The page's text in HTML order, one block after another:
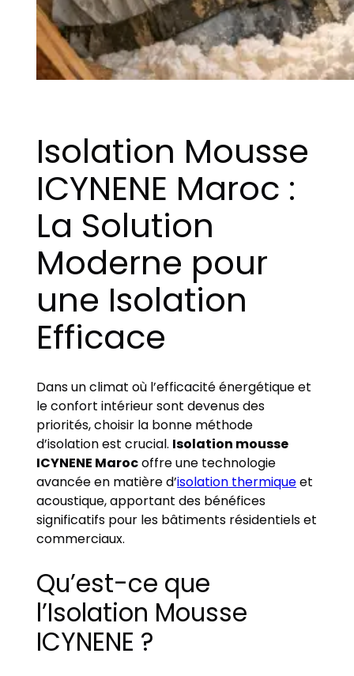
Isolation Mousse
ICYNENE Maroc :
La Solution
Moderne pour
une Isolation
Efficace
Dans un climat où l’efficacité énergétique et
le confort intérieur sont devenus des
priorités, choisir la bonne méthode
d’isolation est crucial. Isolation mousse
ICYNENE Marocoffre une technologie
avancée en matière d’isolation thermiqueet
acoustique, apportant des bénéfices
significatifs pour les bâtiments résidentiels et
commerciaux.
Qu’est-ce que
l’Isolation Mousse
ICYNENE ?